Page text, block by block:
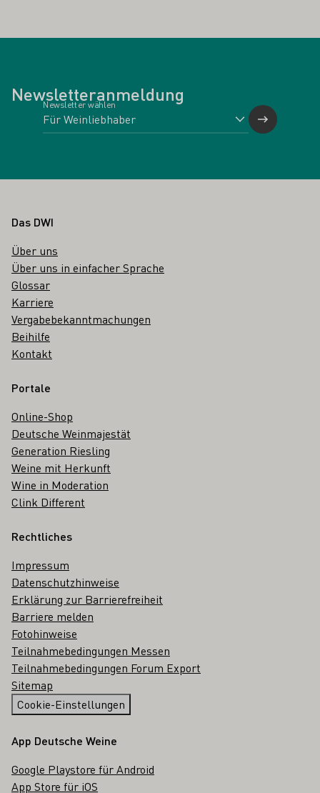
Newsletteranmeldung
Newsletter wählen
Fußbereich
Das DWI
Über uns
Über uns in einfacher Sprache
Glossar
Karriere
Vergabebekanntmachungen
Beihilfe
Kontakt
Portale
Online-Shop
Deutsche Weinmajestät
Generation Riesling
Weine mit Herkunft
Wine in Moderation
Clink Different
Rechtliches
Impressum
Datenschutzhinweise
Erklärung zur Barrierefreiheit
Barriere melden
Fotohinweise
Teilnahmebedingungen Messen
Teilnahmebedingungen Forum Export
Sitemap
Cookie-Einstellungen
App Deutsche Weine
Google Playstore für Android
App Store für iOS